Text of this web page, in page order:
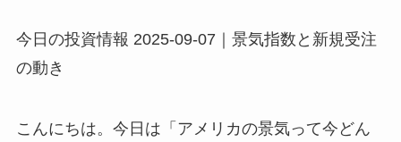
今日の投資情報 2025-09-07｜景気指数と新規受注
の動き
こんにちは。今日は「アメリカの景気って今どん